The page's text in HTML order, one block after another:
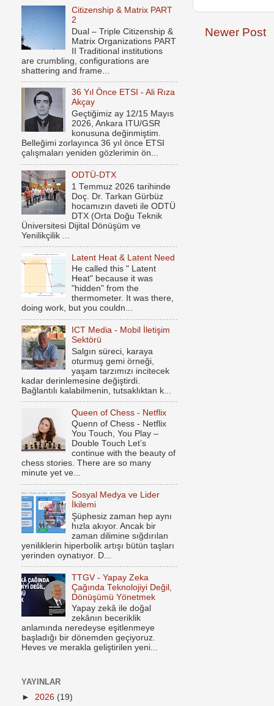
Newer Post
Citizenship & Matrix PART
2
Dual – Triple Citizenship &
Matrix Organizations PART
II Traditional institutions
are crumbling, configurations are
shattering and frame...
36 Yıl Önce ETSI - Ali Rıza
Akçay
Geçtiğimiz ay 12/15 Mayıs
2026, Ankara ITU/GSR
konusuna değinmiştim.
Belleğimi zorlayınca 36 yıl önce ETSI
çalışmaları yeniden gözlerimin ön...
ODTÜ-DTX
1 Temmuz 2026 tarihinde
Doç. Dr. Tarkan Gürbüz
hocamızın daveti ile ODTÜ
DTX (Orta Doğu Teknik
Üniversitesi Dijital Dönüşüm ve
Yenilikçilik ...
Latent Heat & Latent Need
He called this " Latent
Heat" because it was
"hidden" from the
thermometer. It was there,
doing work, but you couldn...
ICT Media - Mobil İletişim
Sektörü
Salgın süreci, karaya
oturmuş gemi örneği,
yaşam tarzımızı incitecek
kadar derinlemesine değiştirdi.
Bağlantılı kalabilmenin, tutsaklıktan k...
Queen of Chess - Netflix
Quenn of Chess - Netflix
You Touch, You Play –
Double Touch Let’s
continue with the beauty of
chess stories. There are so many
minute yet ve...
Sosyal Medya ve Lider
İkilemi
Şüphesiz zaman hep aynı
hızla akıyor. Ancak bir
zaman dilimine sığdırılan
yeniliklerin hiperbolik artışı bütün taşları
yerinden oynatıyor. D...
TTGV - Yapay Zeka
Çağında Teknolojiyi Değil,
Dönüşümü Yönetmek
Yapay zekâ ile doğal
zekânın beceriklik
anlamında neredeyse eşitlenmeye
başladığı bir dönemden geçiyoruz.
Heves ve merakla geliştirilen yeni...
YAYINLAR
► 2026 (19)